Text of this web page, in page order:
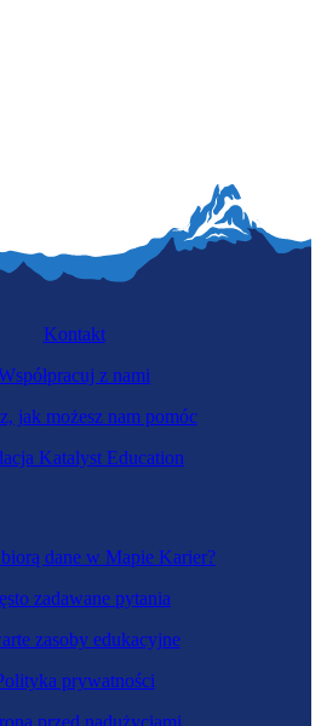
dane w Mapie Karier?
zadawane pytania
zasoby edukacyjne
prywatności
Kontakt
z nami
jak możesz nam pomóc
Katalyst Education